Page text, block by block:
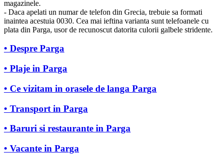
magazinele.
- Daca apelati un numar de telefon din Grecia, trebuie sa formati
inaintea acestuia 0030. Cea mai ieftina varianta sunt telefoanele cu
plata din Parga, usor de recunoscut datorita culorii galbele stridente.
• Despre Parga
• Plaje in Parga
• Ce vizitam in orasele de langa Parga
• Transport in Parga
• Baruri si restaurante in Parga
• Vacante in Parga